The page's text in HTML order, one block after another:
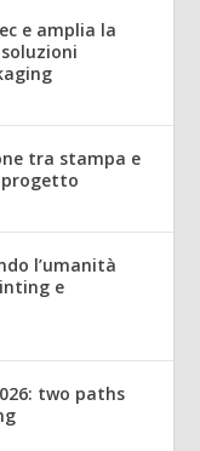
e amplia la
tra stampa e
progetto
l’umanità
e
two paths